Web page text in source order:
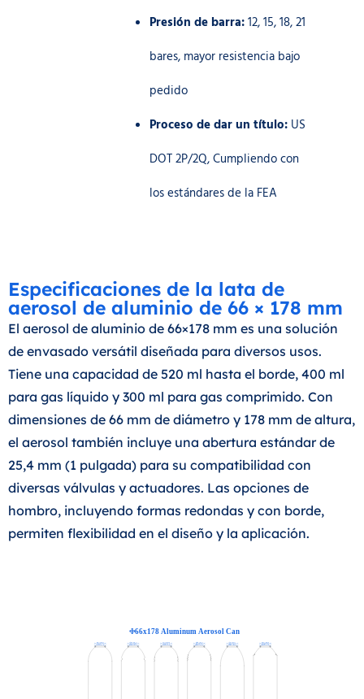
Presión de barra:12, 15, 18, 21
bares, mayor resistencia bajo
pedido
Proceso de dar un título:US
DOT 2P/2Q, Cumpliendo con
los estándares de la FEA
Especificaciones de la lata de
aerosol de aluminio de 66 × 178 mm
El aerosol de aluminio de 66×178 mm es una solución
de envasado versátil diseñada para diversos usos.
Tiene una capacidad de 520 ml hasta el borde, 400 ml
para gas líquido y 300 ml para gas comprimido. Con
dimensiones de 66 mm de diámetro y 178 mm de altura,
el aerosol también incluye una abertura estándar de
25,4 mm (1 pulgada) para su compatibilidad con
diversas válvulas y actuadores. Las opciones de
hombro, incluyendo formas redondas y con borde,
permiten flexibilidad en el diseño y la aplicación.